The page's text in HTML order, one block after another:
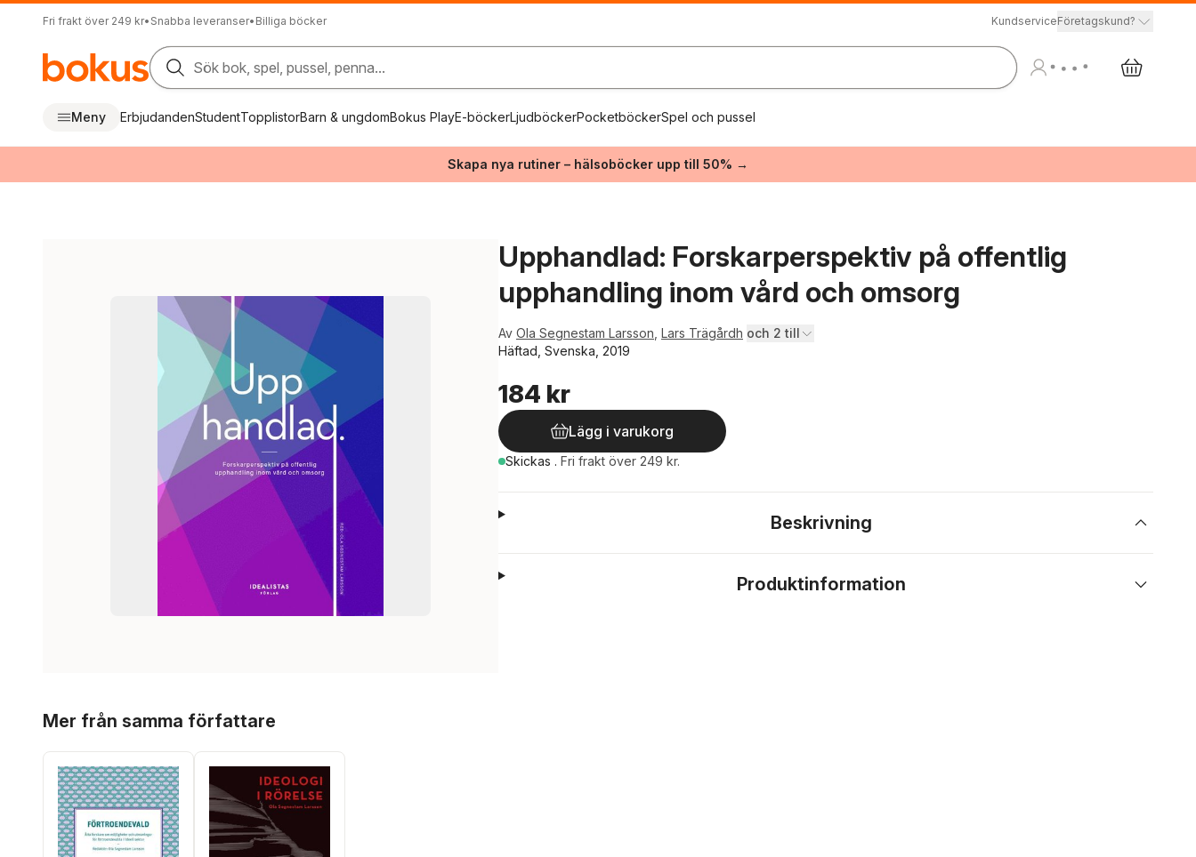
Fri frakt över 249 kr• Snabba leveranser• Billiga böcker KundserviceFöretagskund?
Sök bok, spel, pussel, penna...
Meny ErbjudandenStudentTopplistorBarn & ungdomBokus PlayE-böckerLjudböckerPocketböckerSpel och pussel
Skapa nya rutiner – hälsoböcker upp till 50% →
Upphandlad: Forskarperspektiv på offentlig
upphandling inom vård och omsorg
Av Ola Segnestam Larsson Lars Trägårdh och 2 till
Häftad, Svenska, 2019
184 kr
Lägg i varukorg
Skickas . Fri frakt över 249 kr.
Beskrivning
Produktinformation
Mer från samma författare